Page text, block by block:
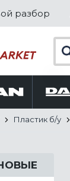
разбор
Пластик б/у